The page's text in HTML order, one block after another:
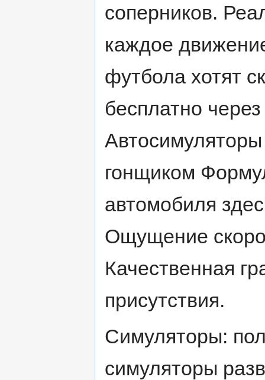
соперников.
каждое
футбола хотят
бесплатно
Автосимуляторы
гонщиком
автомобиля
Ощущение
Качественная
присутствия.
Симуляторы:
симуляторы